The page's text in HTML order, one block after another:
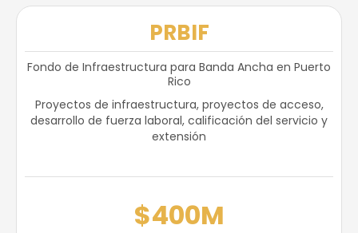
PRBIF
Fondo de Infraestructura para Banda Ancha en Puerto
Rico
Proyectos de infraestructura, proyectos de acceso,
desarrollo de fuerza laboral, calificación del servicio y
extensión
$400M